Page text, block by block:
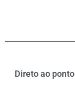
Direto ao ponto